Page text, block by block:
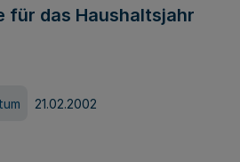
für das Haushaltsjahr
21.02.2002